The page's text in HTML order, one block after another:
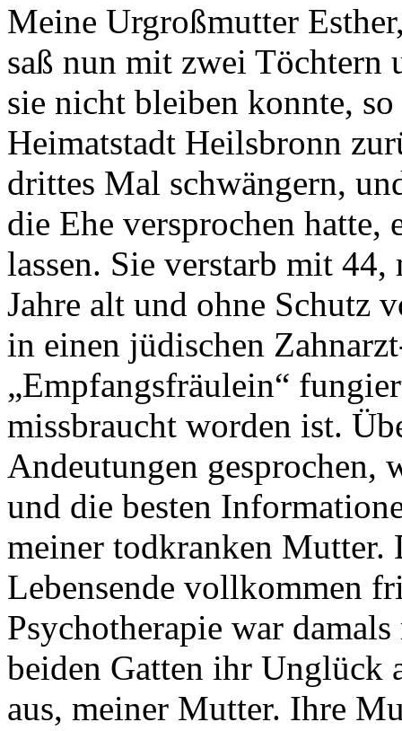
Meine Urgroßmutter
saß nun mit zwei
sie nicht bleiben konnte,
Heimatstadt Heilsbronn
drittes Mal schwängern,
die Ehe versprochen hatte,
lassen. Sie verstarb mit 44,
Jahre alt und ohne Schutz
in einen jüdischen
„Empfangsfräulein“
missbraucht worden ist.
Andeutungen gesprochen,
und die besten
meiner todkranken
Lebensende vollkommen
Psychotherapie war
beiden Gatten ihr Unglück
aus, meiner Mutter. Ihre